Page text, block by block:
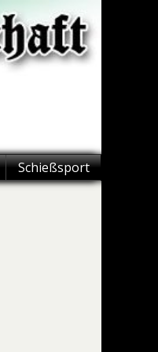
Schießsport